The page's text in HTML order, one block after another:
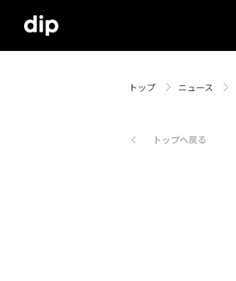
トップ ニュース
トップへ戻る